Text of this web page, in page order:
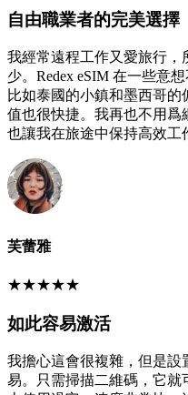
自由職業者的完美選擇
我經常遠程工作又愛旅行
少。Redex eSIM 在一些意
比如泰國的小鎮和墨西哥
值也很快捷。我再也不用
也讓我在旅途中保持高效工
芙蕾雅
★★★★★
如此容易激活
我擔心這會很複雜，但是設
易。只需掃描二維碼，它就